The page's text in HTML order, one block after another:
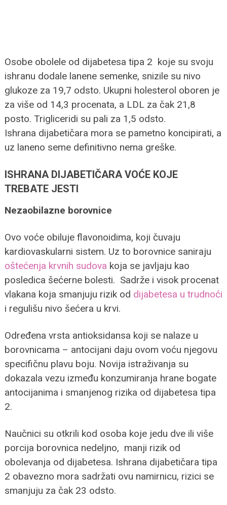
Osobe obolele od dijabetesa tipa 2 koje su svoju
ishranu dodale lanene semenke, snizile su nivo
glukoze za 19,7 odsto. Ukupni holesterol oboren je
za više od 14,3 procenata, a LDL za čak 21,8
posto. Trigliceridi su pali za 1,5 odsto.
Ishrana dijabetičara mora se pametno koncipirati, a
uz laneno seme definitivno nema greške.
ISHRANA DIJABETIČARA VOĆE KOJE
TREBATE JESTI
Nezaobilazne borovnice
Ovo voće obiluje flavonoidima, koji čuvaju
kardiovaskularni sistem. Uz to borovnice saniraju
oštećenja krvnih sudova koja se javljaju kao
posledica šećerne bolesti. Sadrže i visok procenat
vlakana koja smanjuju rizik od dijabetesa u trudnoći
i regulišu nivo šećera u krvi.
Određena vrsta antioksidansa koji se nalaze u
borovnicama – antocijani daju ovom voću njegovu
specifičnu plavu boju. Novija istraživanja su
dokazala vezu između konzumiranja hrane bogate
antocijanima i smanjenog rizika od dijabetesa tipa
2.
Naučnici su otkrili kod osoba koje jedu dve ili više
porcija borovnica nedeljno, manji rizik od
obolevanja od dijabetesa. Ishrana dijabetičara tipa
2 obavezno mora sadržati ovu namirnicu, rizici se
smanjuju za čak 23 odsto.